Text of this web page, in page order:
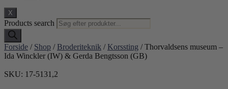
X
Products search
Forside / Shop / Broderiteknik / Korssting / Thorvaldsens museum –
Ida Winckler (IW) & Gerda Bengtsson (GB)
SKU: 17-5131,2